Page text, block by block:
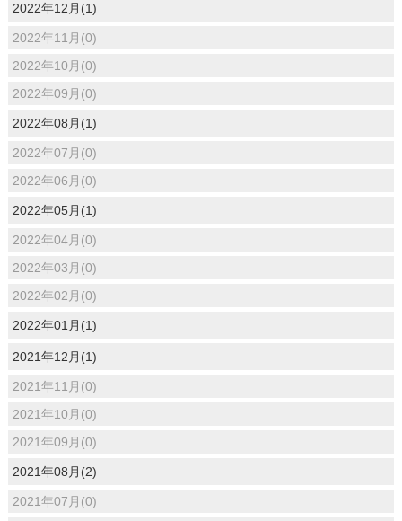
2022年12月(1)
2022年11月(0)
2022年10月(0)
2022年09月(0)
2022年08月(1)
2022年07月(0)
2022年06月(0)
2022年05月(1)
2022年04月(0)
2022年03月(0)
2022年02月(0)
2022年01月(1)
2021年12月(1)
2021年11月(0)
2021年10月(0)
2021年09月(0)
2021年08月(2)
2021年07月(0)